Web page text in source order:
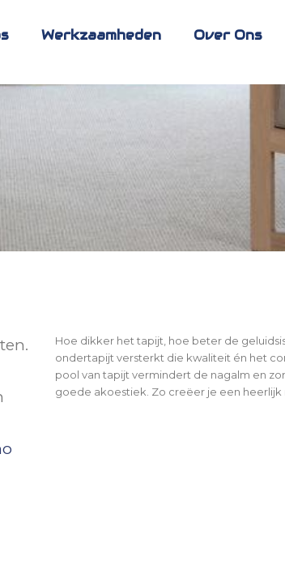
Werkzaamheden Over Ons
Hoe dikker het tapijt, hoe beter de
ondertapijt versterkt die kwaliteit én het
pool van tapijt vermindert de nagalm en
goede akoestiek. Zo creëer je een heerlijk